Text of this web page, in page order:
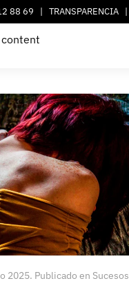
88 69 | TRANSPARENCIA |
2025. Publicado en Sucesos